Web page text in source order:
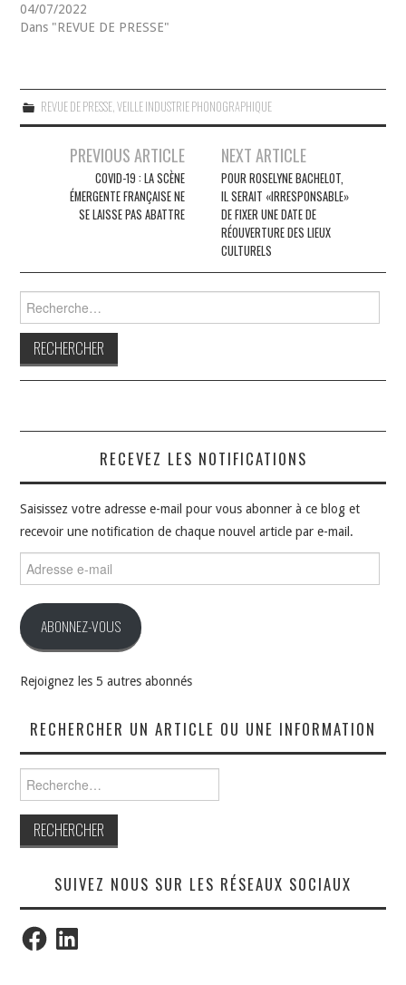
04/07/2022
Dans "REVUE DE PRESSE"
REVUE DE PRESSE,VEILLE INDUSTRIE PHONOGRAPHIQUE
Navigation
articles
PREVIOUS ARTICLE
COVID-19 : LA SCÈNE
ÉMERGENTE FRANÇAISE NE
SE LAISSE PAS ABATTRE
NEXT ARTICLE
POUR ROSELYNE BACHELOT,
IL SERAIT «IRRESPONSABLE»
DE FIXER UNE DATE DE
RÉOUVERTURE DES LIEUX
CULTURELS
RECEVEZ LES NOTIFICATIONS
Saisissez votre adresse e-mail pour vous abonner à ce blog et
recevoir une notification de chaque nouvel article par e-mail.
e-
ABONNEZ-VOUS
Rejoignez les 5 autres abonnés
RECHERCHER UN ARTICLE OU UNE INFORMATION
SUIVEZ NOUS SUR LES RÉSEAUX SOCIAUX
FacebookLinkedIn